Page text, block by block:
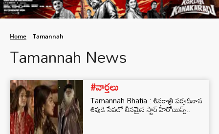
Home Tamannah
Tamannah News
#వార్తలు
Tamannah Bhatia : శివరాత్రి పర్వదినాన
శివుడి సేవలో లీనమైన స్టార్ హీరోయిన్స్..